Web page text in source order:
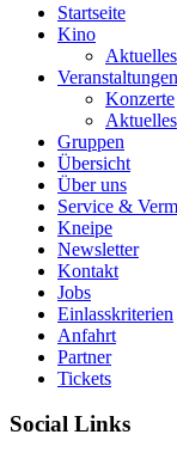
Startseite
Kino
Aktuelles
Veranstaltungen
Konzerte
Aktuelles
Gruppen
Übersicht
Über uns
Service &
Kneipe
Newsletter
Kontakt
Jobs
Einlasskriterien
Anfahrt
Partner
Tickets
Social Links